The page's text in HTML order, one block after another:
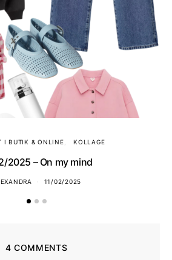
I BUTIK & ONLINE KOLLAGE
2025 – On my mind
11/02/2025
4 COMMENTS